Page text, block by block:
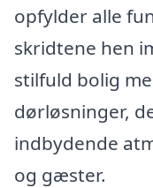
opfylder alle
skridtene hen
stilfuld bolig
dørløsninger,
indbydende
og gæster.